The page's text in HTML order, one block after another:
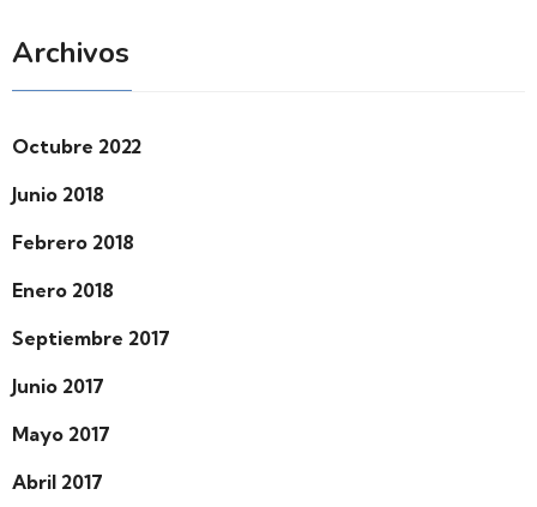
Archivos
Octubre 2022
Junio 2018
Febrero 2018
Enero 2018
Septiembre 2017
Junio 2017
Mayo 2017
Abril 2017